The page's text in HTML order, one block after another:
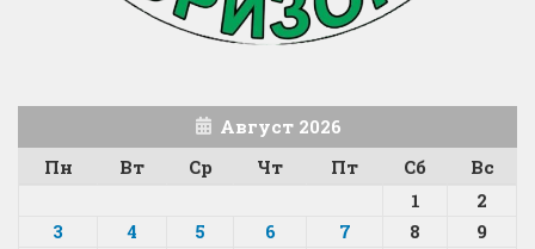
Август 2026
Пн
Вт Ср Чт Пт Сб
Вс
1
2
3
4 5 6 7 8
9